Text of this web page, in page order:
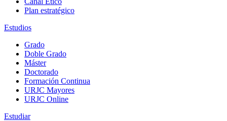
Plan estratégico
Estudios
Grado
Doble Grado
Máster
Doctorado
Formación Continua
URJC Mayores
URJC Online
Estudiar